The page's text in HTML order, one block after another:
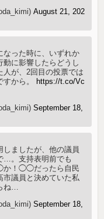
August 21, 202
なった時に、いずれか
に影響したらどうし
が、2回目の投票では
すから。
https://t.co/Vc
September 18,
ましたが、他の議員
…。支持表明前でも
か！◯◯だったら自民
議員と決めていた私
ね…
September 18,